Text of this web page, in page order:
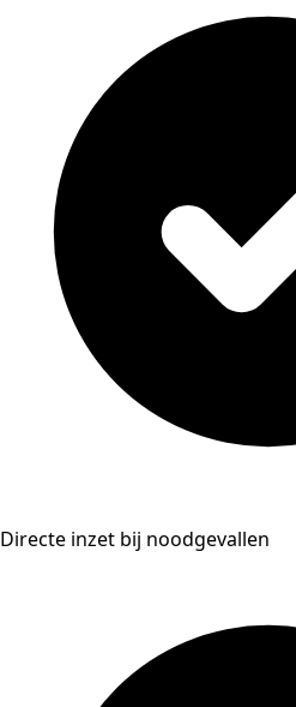
Directe inzet bij noodgevallen